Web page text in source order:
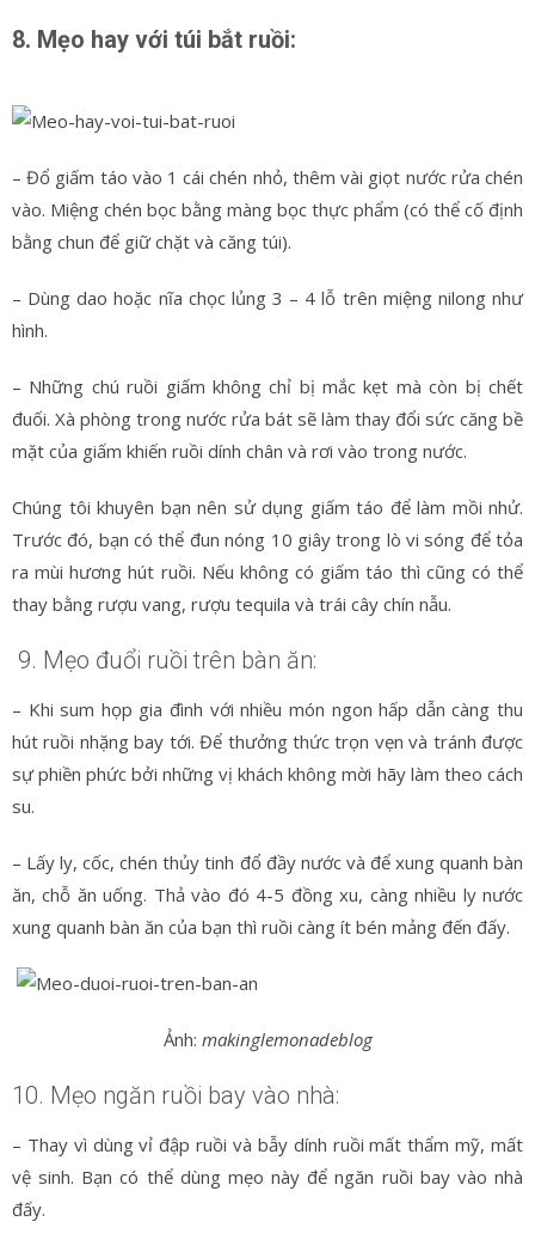
8. Mẹo hay với túi bắt ruồi:
– Đổ giấm táo vào 1 cái chén nhỏ, thêm vài giọt nước rửa chén
vào. Miệng chén bọc bằng màng bọc thực phẩm (có thể cố định
bằng chun để giữ chặt và căng túi).
– Dùng dao hoặc nĩa chọc lủng 3 – 4 lỗ trên miệng nilong như
hình.
– Những chú ruồi giấm không chỉ bị mắc kẹt mà còn bị chết
đuối. Xà phòng trong nước rửa bát sẽ làm thay đổi sức căng bề
mặt của giấm khiến ruồi dính chân và rơi vào trong nước.
Chúng tôi khuyên bạn nên sử dụng giấm táo để làm mồi nhử.
Trước đó, bạn có thể đun nóng 10 giây trong lò vi sóng để tỏa
ra mùi hương hút ruồi. Nếu không có giấm táo thì cũng có thể
thay bằng rượu vang, rượu tequila và trái cây chín nẫu.
9. Mẹo đuổi ruồi trên bàn ăn:
– Khi sum họp gia đình với nhiều món ngon hấp dẫn càng thu
hút ruồi nhặng bay tới. Để thưởng thức trọn vẹn và tránh được
sự phiền phức bởi những vị khách không mời hãy làm theo cách
su.
– Lấy ly, cốc, chén thủy tinh đổ đầy nước và để xung quanh bàn
ăn, chỗ ăn uống. Thả vào đó 4-5 đồng xu, càng nhiều ly nước
xung quanh bàn ăn của bạn thì ruồi càng ít bén mảng đến đấy.
Ảnh: makinglemonadeblog
10. Mẹo ngăn ruồi bay vào nhà:
– Thay vì dùng vỉ đập ruồi và bẫy dính ruồi mất thẩm mỹ, mất
vệ sinh. Bạn có thể dùng mẹo này để ngăn ruồi bay vào nhà
đấy.